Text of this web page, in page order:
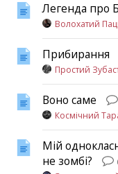
Легенда про
Волохатий
Прибирання
Простий
Воно саме
Космічний
Мій
не зомбі?